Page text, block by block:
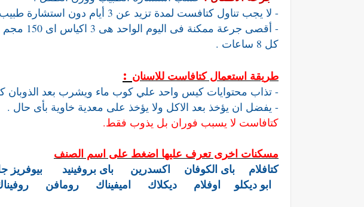
- لا يجب تناول كتافست لمدة تزيد عن 3 أيام دون استشارة طبيب.
كل 8 ساعات .
طريقة استعمال كتافاست للاسنان :
- تذاب محتوايات كيس واحد علي كوب ماء ويشرب بعد الذوبان كل 8
- يفضل ان يؤخذ بعد الاكل ولا يؤخذ على معدية خاوية بأى حال .
كتافاست لا يسبب فوران بل يذوب فقط.
مسكنات اخرى تعرف عليها اضغط على اسم الصنف
كتافلام
باى الكوفان اكسدرين باى بروفينيد بيوفريز
ابو ديكلو
اوفلام ديكلاك اميفيناك رومافن